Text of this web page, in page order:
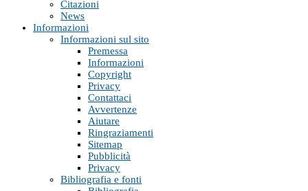
Citazioni
News
Informazioni
Informazioni sul sito
Premessa
Informazioni
Copyright
Privacy
Contattaci
Avvertenze
Aiutare
Ringraziamenti
Sitemap
Pubblicità
Privacy
Bibliografia e fonti